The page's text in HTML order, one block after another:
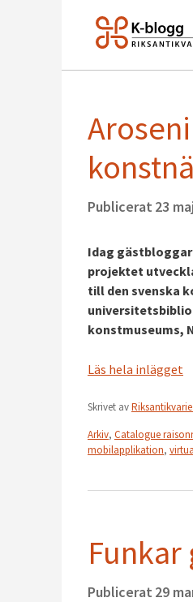
Publicerat 23
Idag
projektet
till den svenska
konstmuseums,
Läs hela inlägget
Skrivet av
Arkiv, Catalogue
mobilapplikation,
Publicerat 29